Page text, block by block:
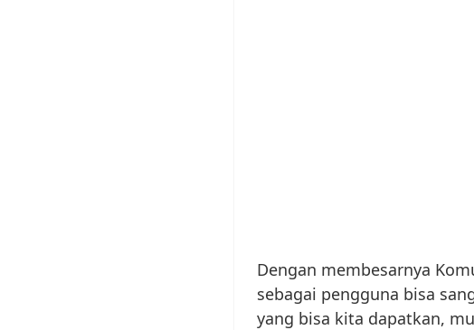
Dengan membesarnya
sebagai pengguna bisa
yang bisa kita dapatkan,